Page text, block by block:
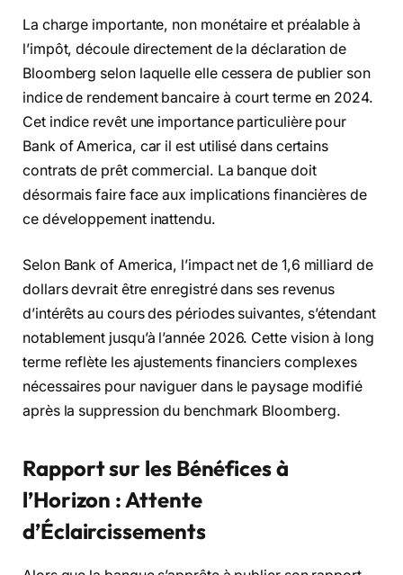
La charge importante, non monétaire et préalable à
l’impôt, découle directement de la déclaration de
Bloomberg selon laquelle elle cessera de publier son
indice de rendement bancaire à court terme en 2024.
Cet indice revêt une importance particulière pour
Bank of America, car il est utilisé dans certains
contrats de prêt commercial. La banque doit
désormais faire face aux implications financières de
ce développement inattendu.
Selon Bank of America, l’impact net de 1,6 milliard de
dollars devrait être enregistré dans ses revenus
d’intérêts au cours des périodes suivantes, s’étendant
notablement jusqu’à l’année 2026. Cette vision à long
terme reflète les ajustements financiers complexes
nécessaires pour naviguer dans le paysage modifié
après la suppression du benchmark Bloomberg.
Rapport sur les Bénéfices à
l’Horizon : Attente
d’Éclaircissements